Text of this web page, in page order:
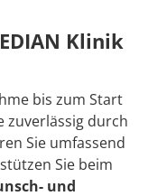
Klinik
bis zum Start
zuverlässig durch
Sie umfassend
Sie beim
und